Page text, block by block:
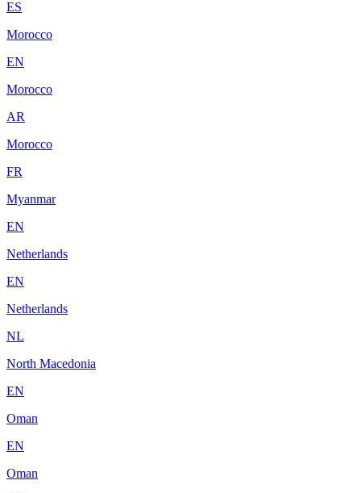
ES
Morocco
EN
Morocco
AR
Morocco
FR
Myanmar
EN
Netherlands
EN
Netherlands
NL
North Macedonia
EN
Oman
EN
Oman